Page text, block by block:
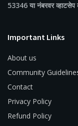
53346 या नंबरवर व्हाटसेप
Important Links
About us
Community
Contact
Privacy Policy
Refund Policy